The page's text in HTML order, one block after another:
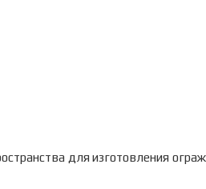
для изготовления